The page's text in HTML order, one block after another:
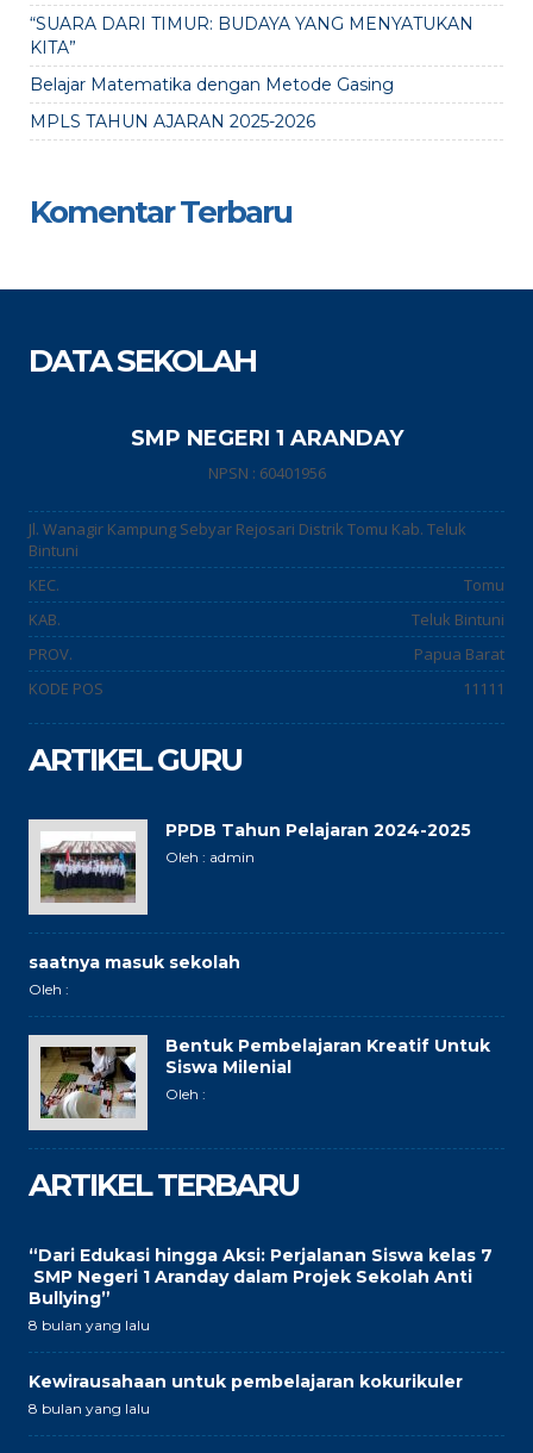
“SUARA DARI TIMUR: BUDAYA YANG MENYATUKAN
KITA”
Belajar Matematika dengan Metode Gasing
MPLS TAHUN AJARAN 2025-2026
Komentar Terbaru
DATA SEKOLAH
SMP NEGERI 1 ARANDAY
NPSN : 60401956
Jl. Wanagir Kampung Sebyar Rejosari Distrik Tomu Kab. Teluk
Bintuni
KEC.
Tomu
KAB.
Teluk Bintuni
PROV.
Papua Barat
KODE POS
11111
ARTIKEL GURU
PPDB Tahun Pelajaran 2024-2025
Oleh : admin
saatnya masuk sekolah
Oleh :
Bentuk Pembelajaran Kreatif Untuk
Siswa Milenial
Oleh :
ARTIKEL TERBARU
“Dari Edukasi hingga Aksi: Perjalanan Siswa kelas 7
SMP Negeri 1 Aranday dalam Projek Sekolah Anti
Bullying”
8 bulan yang lalu
Kewirausahaan untuk pembelajaran kokurikuler
8 bulan yang lalu